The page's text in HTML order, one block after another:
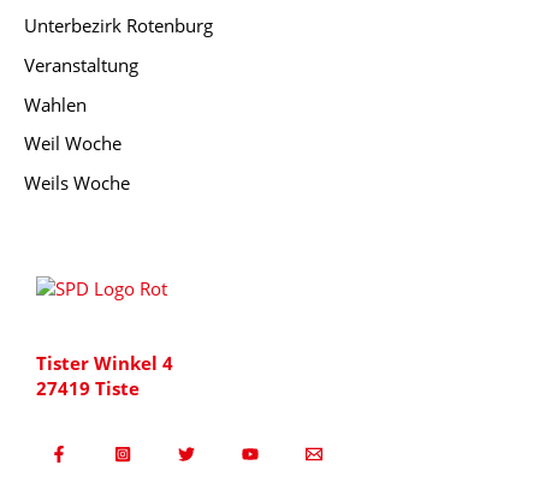
Unterbezirk Rotenburg
Veranstaltung
Wahlen
Weil Woche
Weils Woche
Tister Winkel 4
27419 Tiste